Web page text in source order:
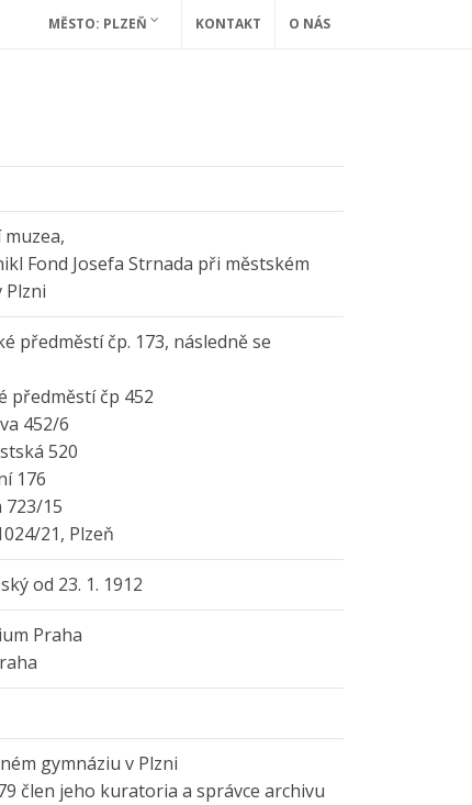
MĚSTO: PLZEŇ KONTAKT O NÁS
Fond Josefa Strnada při městském
Plzni
předměstí čp. 173, následně se
předměstí čp 452
452/6
520
176
723/15
21, Plzeň
od 23. 1. 1912
Praha
gymnáziu v Plzni
člen jeho kuratoria a správce archivu